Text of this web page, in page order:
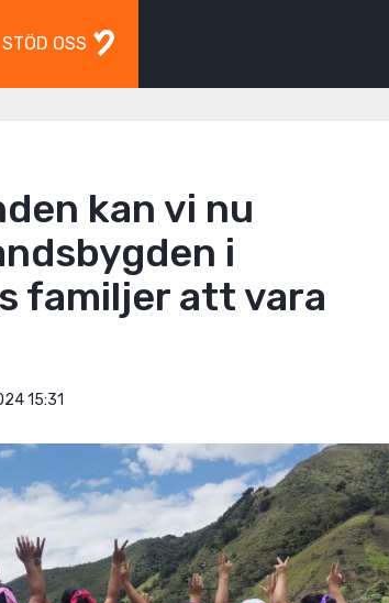
STÖD OSS
kan vi nu
i
familjer att vara
15:31